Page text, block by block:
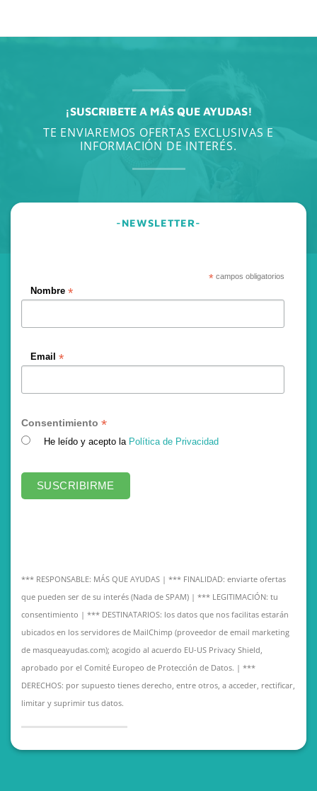
¡SUSCRIBETE A MÁS QUE AYUDAS!
TE ENVIAREMOS OFERTAS EXCLUSIVAS E
INFORMACIÓN DE INTERÉS.
-NEWSLETTER-
* campos obligatorios
Nombre *
Email *
Consentimiento *
He leído y acepto la Política de Privacidad
*** RESPONSABLE: MÁS QUE AYUDAS | *** FINALIDAD: enviarte ofertas
que pueden ser de su interés (Nada de SPAM) | *** LEGITIMACIÓN: tu
consentimiento | *** DESTINATARIOS: los datos que nos facilitas estarán
ubicados en los servidores de MailChimp (proveedor de email marketing
de masqueayudas.com); acogido al acuerdo EU-US Privacy Shield,
aprobado por el Comité Europeo de Protección de Datos. | ***
DERECHOS: por supuesto tienes derecho, entre otros, a acceder, rectificar,
limitar y suprimir tus datos.